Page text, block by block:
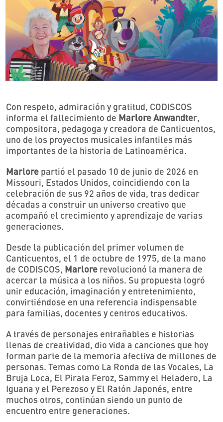
Con respeto, admiración y gratitud, CODISCOS
informa el fallecimiento de Marlore Anwandter,
compositora, pedagoga y creadora de Canticuentos,
uno de los proyectos musicales infantiles más
importantes de la historia de Latinoamérica.
Marlore partió el pasado 10 de junio de 2026 en
Missouri, Estados Unidos, coincidiendo con la
celebración de sus 92 años de vida, tras dedicar
décadas a construir un universo creativo que
acompañó el crecimiento y aprendizaje de varias
generaciones.
Desde la publicación del primer volumen de
Canticuentos, el 1 de octubre de 1975, de la mano
de CODISCOS, Marlore revolucionó la manera de
acercar la música a los niños. Su propuesta logró
unir educación, imaginación y entretenimiento,
convirtiéndose en una referencia indispensable
para familias, docentes y centros educativos.
A través de personajes entrañables e historias
llenas de creatividad, dio vida a canciones que hoy
forman parte de la memoria afectiva de millones de
personas. Temas como La Ronda de las Vocales, La
Bruja Loca, El Pirata Feroz, Sammy el Heladero, La
Iguana y el Perezoso y El Ratón Japonés, entre
muchos otros, continúan siendo un punto de
encuentro entre generaciones.